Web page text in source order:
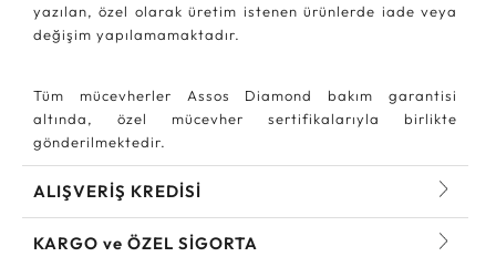
yazılan, özel olarak üretim istenen ürünlerde iade veya
değişim yapılamamaktadır.
Tüm mücevherler Assos Diamond bakım garantisi
altında, özel mücevher sertifikalarıyla birlikte
gönderilmektedir.
ALIŞVERİŞ KREDİSİ
KARGO ve ÖZEL SİGORTA